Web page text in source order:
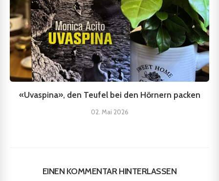
«Uvaspina», den Teufel bei den Hörnern packen
02. Mai 2026
EINEN KOMMENTAR HINTERLASSEN